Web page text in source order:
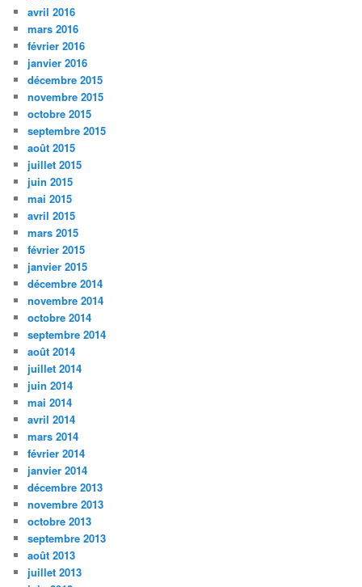
avril 2016
mars 2016
février 2016
janvier 2016
décembre 2015
novembre 2015
octobre 2015
septembre 2015
août 2015
juillet 2015
juin 2015
mai 2015
avril 2015
mars 2015
février 2015
janvier 2015
décembre 2014
novembre 2014
octobre 2014
septembre 2014
août 2014
juillet 2014
juin 2014
mai 2014
avril 2014
mars 2014
février 2014
janvier 2014
décembre 2013
novembre 2013
octobre 2013
septembre 2013
août 2013
juillet 2013